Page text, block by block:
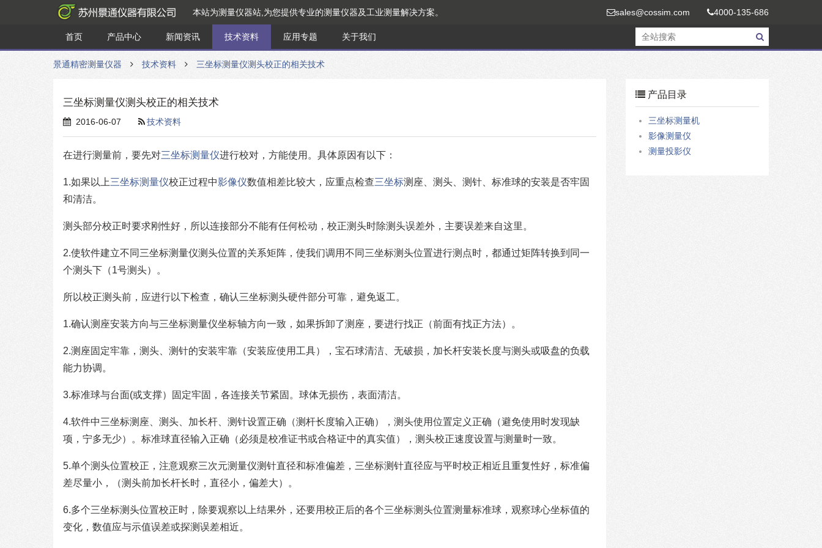
本站为测量仪器站,为您提供专业的测量仪器及工业测量解决方案。 sales@cossim.com 4000-135-686
首页 产品中心 新闻资讯 技术资料 应用专题 关于我们
景通精密测量仪器 技术资料 三坐标测量仪测头校正的相关技术
三坐标测量仪测头校正的相关技术
2016-06-07 技术资料
在进行测量前，要先对三坐标测量仪进行校对，方能使用。具体原因有以下：
1.如果以上三坐标测量仪校正过程中影像仪数值相差比较大，应重点检查三坐标测座、测头、测针、标准球的安装是否牢固
和清洁。
测头部分校正时要求刚性好，所以连接部分不能有任何松动，校正测头时除测头误差外，主要误差来自这里。
2.使软件建立不同三坐标测量仪测头位置的关系矩阵，使我们调用不同三坐标测头位置进行测点时，都通过矩阵转换到同一
个测头下（1号测头）。
所以校正测头前，应进行以下检查，确认三坐标测头硬件部分可靠，避免返工。
1.确认测座安装方向与三坐标测量仪坐标轴方向一致，如果拆卸了测座，要进行找正（前面有找正方法）。
2.测座固定牢靠，测头、测针的安装牢靠（安装应使用工具），宝石球清洁、无破损，加长杆安装长度与测头或吸盘的负载
能力协调。
3.标准球与台面(或支撑）固定牢固，各连接关节紧固。球体无损伤，表面清洁。
4.软件中三坐标测座、测头、加长杆、测针设置正确（测杆长度输入正确），测头使用位置定义正确（避免使用时发现缺
项，宁多无少）。标准球直径输入正确（必须是校准证书或合格证中的真实值），测头校正速度设置与测量时一致。
5.单个测头位置校正，注意观察三次元测量仪测针直径和标准偏差，三坐标测针直径应与平时校正相近且重复性好，标准偏
差尽量小，（测头前加长杆长时，直径小，偏差大）。
6.多个三坐标测头位置校正时，除要观察以上结果外，还要用校正后的各个三坐标测头位置测量标准球，观察球心坐标值的
变化，数值应与示值误差或探测误差相近。
产品目录
三坐标测量机
影像测量仪
测量投影仪